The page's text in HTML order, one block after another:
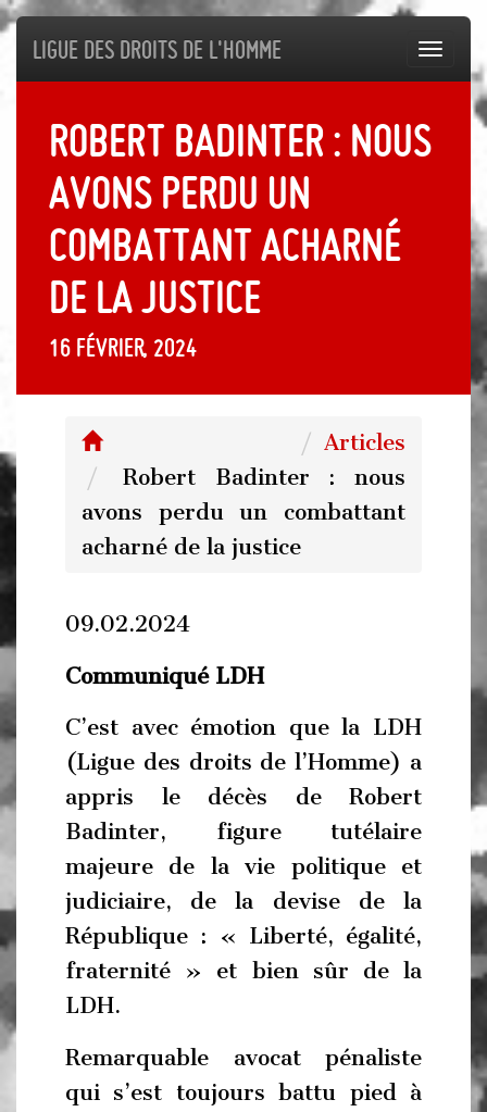
Ligue des droits de l'Homme
Robert Badinter : nous
avons perdu un
combattant acharné
de la justice
16 février, 2024
Articles
Robert Badinter : nous
avons perdu un combattant
acharné de la justice
09.02.2024
Communiqué LDH
C’est avec émotion que la LDH
(Ligue des droits de l’Homme) a
appris le décès de Robert
Badinter, figure tutélaire
majeure de la vie politique et
judiciaire, de la devise de la
République : « Liberté, égalité,
fraternité » et bien sûr de la
LDH.
Remarquable avocat pénaliste
qui s’est toujours battu pied à